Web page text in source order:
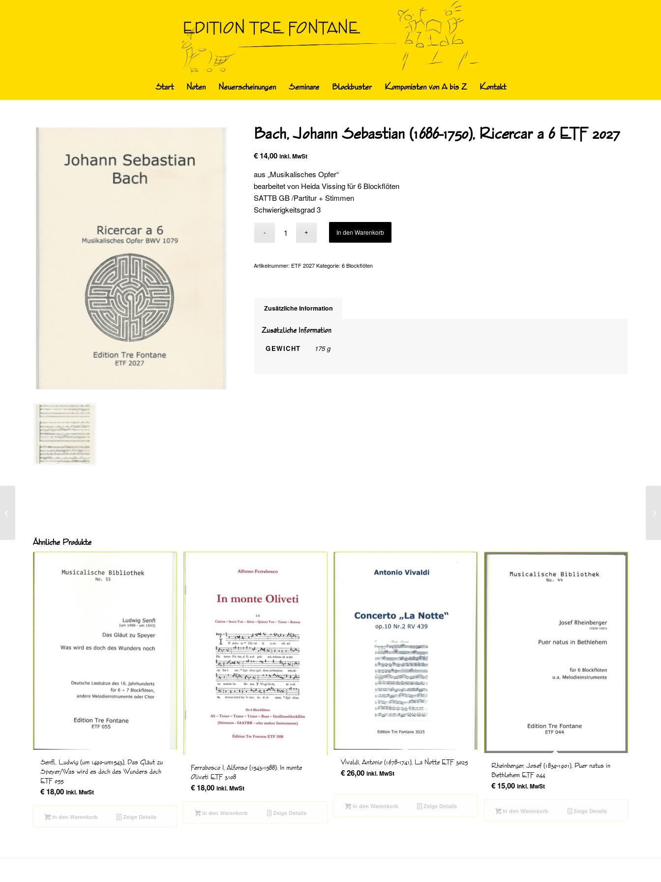
Start Noten Neuerscheinungen Seminare Blockbuster Komponisten von A bis Z Kontakt
Bach, Johann Sebastian (1686-1750), Ricercar a 6 ETF 2027
€ 14,00 inkl. MwSt
aus „Musikalisches Opfer“
bearbeitet von Heida Vissing für 6 Blockflöten
SATTB GB /Partitur + Stimmen
Schwierigkeitsgrad 3
In den Warenkorb
Artikelnummer: ETF 2027 Kategorie:6 Blockflöten
Zusätzliche Information
Zusätzliche Information
GEWICHT 175 g
Ähnliche Produkte
Senfl, Ludwig (um 1490-um1543), Das Gläut zu
Speyer/Was wird es doch des Wunders doch
ETF 055
€ 18,00 inkl. MwSt
In den Warenkorb Zeige Details
Ferrabosco I, Alfonso (1543-1588): In monte
Oliveti ETF 3108
€18,00 inkl. MwSt
In den Warenkorb Zeige Details
Vivaldi, Antonio (1678-1741), La Notte ETF 3025
€26,00 inkl. MwSt
In den Warenkorb Zeige Details
Rheinberger, Josef (1839-1901), Puer natus in
Bethlehem ETF 044
€15,00 inkl. MwSt
In den Warenkorb Zeige Details